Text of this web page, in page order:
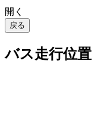
開く
戻る
バス走行位置